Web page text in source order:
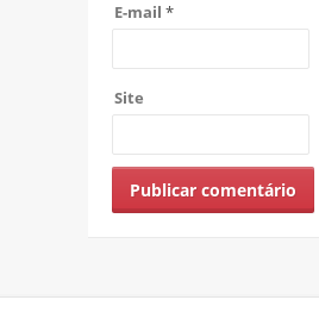
E-mail *
Site